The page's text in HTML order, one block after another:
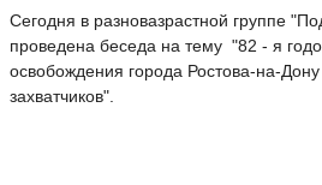
Сегодня в разновазрастной группе
проведена беседа на тему "82 - я
освобождения города Ростова-на-
захватчиков".